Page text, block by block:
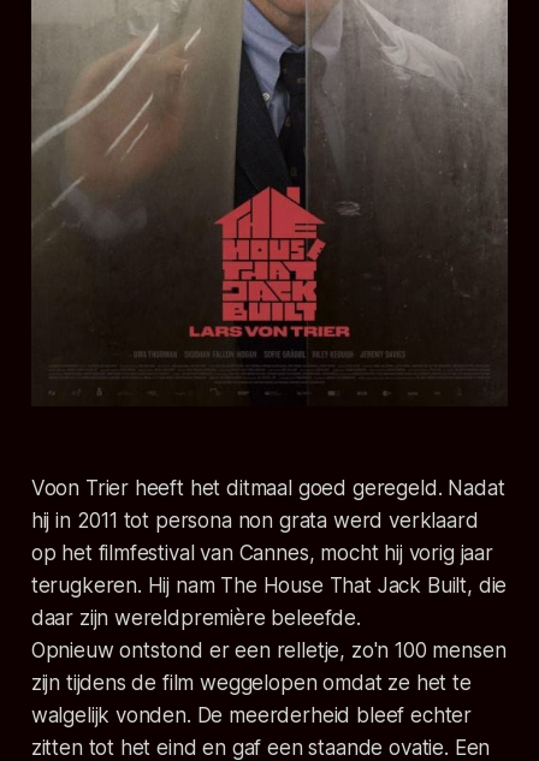
Voon Trier heeft het ditmaal goed geregeld. Nadat
hij in 2011 tot persona non grata werd verklaard
op het filmfestival van Cannes, mocht hij vorig jaar
terugkeren. Hij nam The House That Jack Built, die
daar zijn wereldpremière beleefde.
Opnieuw ontstond er een relletje, zo'n 100 mensen
zijn tijdens de film weggelopen omdat ze het te
walgelijk vonden. De meerderheid bleef echter
zitten tot het eind en gaf een staande ovatie. Een